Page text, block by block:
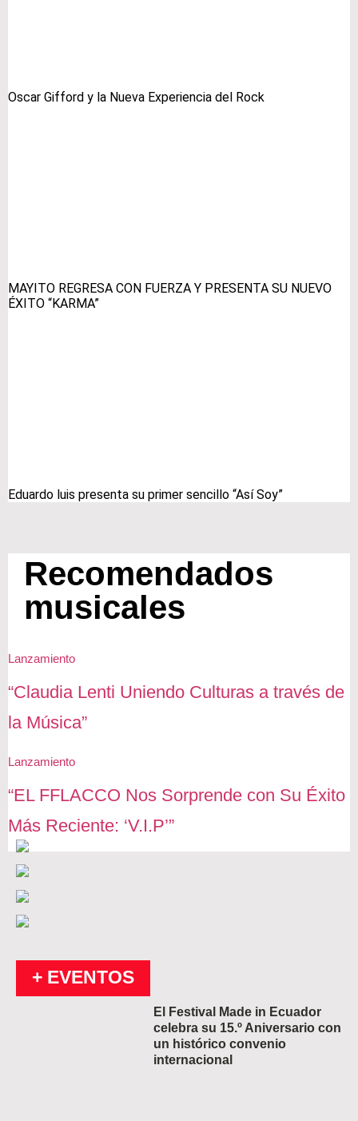
Oscar Gifford y la Nueva Experiencia del Rock
MAYITO REGRESA CON FUERZA Y PRESENTA SU NUEVO
ÉXITO “KARMA”
Eduardo luis presenta su primer sencillo “Así Soy”
Recomendados
musicales
Lanzamiento
“Claudia Lenti Uniendo Culturas a través de
la Música”
Lanzamiento
“EL FFLACCO Nos Sorprende con Su Éxito
Más Reciente: ‘V.I.P’”
+ EVENTOS
El Festival Made in Ecuador
celebra su 15.º Aniversario con
un histórico convenio
internacional